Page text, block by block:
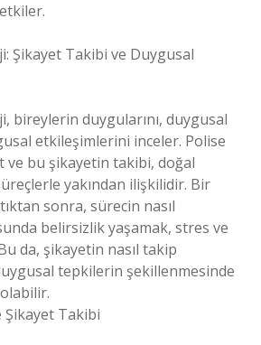
Şikayet Takibi ve Duygusal
bireylerin duygularını, duygusal
etkileşimlerini inceler. Polise
ve bu şikayetin takibi, doğal
yakından ilişkilidir. Bir
sonra, sürecin nasıl
belirsizlik yaşamak, stres ve
da, şikayetin nasıl takip
tepkilerin şekillenmesinde
Şikayet Takibi